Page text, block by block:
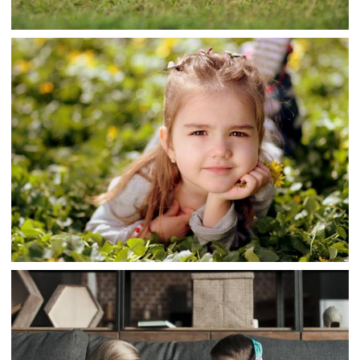
توله های روباه عکس دو حیوان چمن خوابیده و حیوانات
حیوانات ، شروع ، 2 ، تخمگذار ، خوردن تصویر زمینه برای
بارگیری تصویر در رایانه رومیزی ، قرص
armo 2 تصویر زمینه ،تخمگذار،تصاویر پس
زمینه نگاهی
چمن دختران کوچک نگاه دراز کشیده عکس کودکان کودک ،
خیره شدن ، تخمگذار ، تخمین زدن تصویر زمینه برای بارگیری
تصویر در رایانه رومیزی ، قرص
armo تخمگذار تصاویر چمن
دختران کوچک
چمن